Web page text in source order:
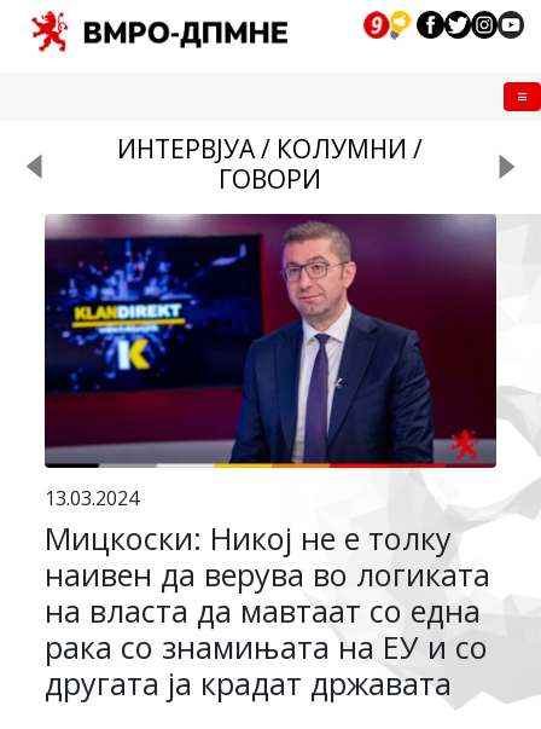
ИНТЕРВЈУА / КОЛУМНИ /
ГОВОРИ
13.03.2024
Мицкоски: Никој не е толку
наивен да верува во логиката
на власта да мавтаат со една
рака со знамињата на ЕУ и со
другата ја крадат државата